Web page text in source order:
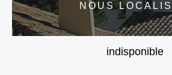
NOUS
indisponible